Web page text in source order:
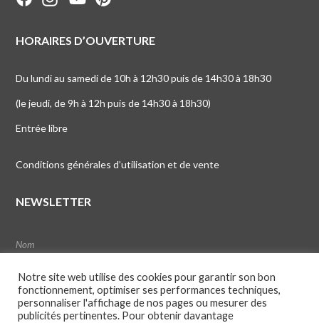
HORAIRES D’OUVERTURE
Du lundi au samedi de 10h à 12h30 puis de 14h30 à 18h30
(le jeudi, de 9h à 12h puis de 14h30 à 18h30)
Entrée libre
Conditions générales d’utilisation et de vente
NEWSLETTER
Notre site web utilise des cookies pour garantir son bon
fonctionnement, optimiser ses performances techniques,
personnaliser l'affichage de nos pages ou mesurer des
publicités pertinentes. Pour obtenir davantage